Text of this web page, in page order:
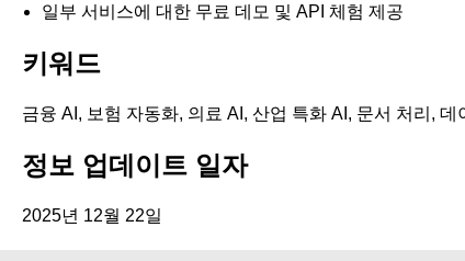
일부 서비스에 대한 무료 데모 및 API 체험 제공
키워드
금융 AI, 보험 자동화, 의료 AI, 산업 특화 AI, 문서 처리,
정보 업데이트 일자
2025년 12월 22일